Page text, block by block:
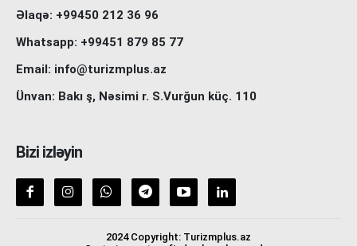
Əlaqə: +99450 212 36 96
Whatsapp: +99451 879 85 77
Email: info@turizmplus.az
Ünvan: Bakı ş, Nəsimi r. S.Vurğun küç. 110
Bizi izləyin
2024 Copyright: Turizmplus.az